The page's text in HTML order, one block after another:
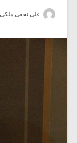
علی نجفی ملکی